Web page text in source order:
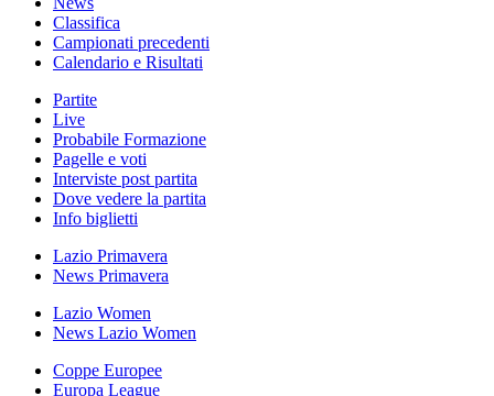
Classifica
Campionati precedenti
Calendario e Risultati
Partite
Live
Probabile Formazione
Pagelle e voti
Interviste post partita
Dove vedere la partita
Info biglietti
Lazio Primavera
News Primavera
Lazio Women
News Lazio Women
Coppe Europee
Europa League